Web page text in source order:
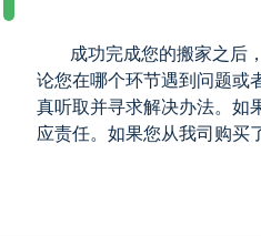
成功完成您的搬家之后
论您在哪个环节遇到问题或
真听取并寻求解决办法。如
应责任。如果您从我司购买